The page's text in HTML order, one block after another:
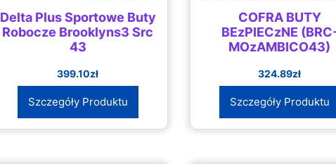
Delta Plus Sportowe Buty
Robocze Brooklyns3 Src
43
399.10zł
Szczegóły Produktu
COFRA BUTY
BEzPIECzNE
MOzAMBICO43)
324.89zł
Szczegóły Produktu